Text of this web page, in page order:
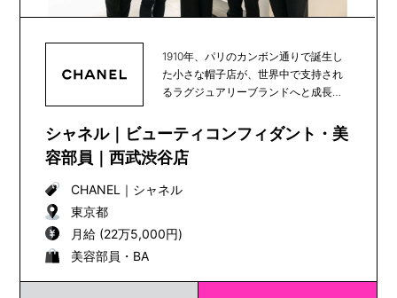
1910年、パリのカンボン通りで誕生し
た小さな帽子店が、世界中で支持され
るラグジュアリーブランドへと成長
シャネル｜ビューティコンフィダント・美
容部員｜西武渋谷店
CHANEL ｜ シャネル
東京都
月給 (22万5,000円)
美容部員・BA